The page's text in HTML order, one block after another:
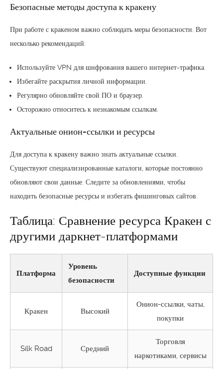
Безопасные методы доступа к кракену
При работе с кракеном важно соблюдать меры безопасности. Вот
несколько рекомендаций:
Используйте VPN для шифрования вашего интернет-трафика.
Избегайте раскрытия личной информации.
Регулярно обновляйте свой ПО и браузер.
Осторожно относитесь к незнакомым ссылкам.
Актуальные онион-ссылки и ресурсы
Для доступа к кракену важно знать актуальные ссылки.
Существуют специализированные каталоги, которые постоянно
обновляют свои данные. Следите за обновлениями, чтобы
находить безопасные ресурсы и избегать фишинговых сайтов.
Таблица: Сравнение ресурса Кракен с
другими даркнет-платформами
Платформа
Уровень
безопасности
Доступные функции
Кракен Высокий
Онион-ссылки, чаты,
покупки
Silk Road Средний
Торговля
наркотиками, сервисы